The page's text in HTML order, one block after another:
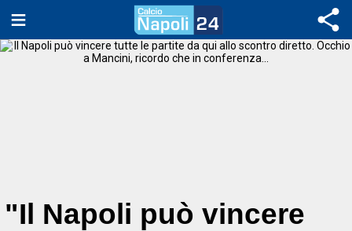
"Il Napoli può vincere